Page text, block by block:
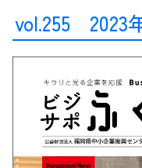
vol.255 2023